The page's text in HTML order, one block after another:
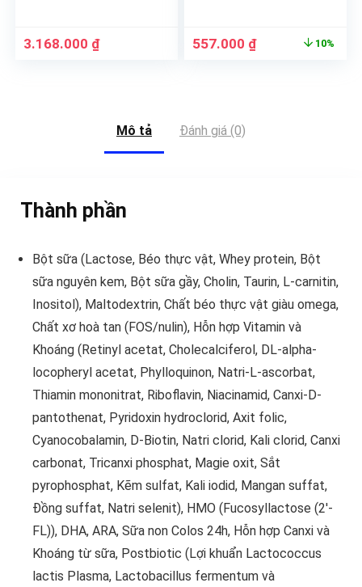
3.168.000 ₫ 557.000 ₫ 10%
Mô tả Đánh giá (0)
Thành phần
Bột sữa (Lactose, Béo thực vật, Whey protein, Bột
sữa nguyên kem, Bột sữa gầy, Cholin, Taurin, L-carnitin,
Inositol), Maltodextrin, Chất béo thực vật giàu omega,
Chất xơ hoà tan (FOS/nulin), Hỗn hợp Vitamin và
Khoáng (Retinyl acetat, Cholecalciferol, DL-alpha-
locopheryl acetat, Phylloquinon, Natri-L-ascorbat,
Thiamin mononitrat, Riboflavin, Niacinamid, Canxi-D-
pantothenat, Pyridoxin hydroclorid, Axit folic,
Cyanocobalamin, D-Biotin, Natri clorid, Kali clorid, Canxi
carbonat, Tricanxi phosphat, Magie oxit, Sắt
pyrophosphat, Kẽm sulfat, Kali iodid, Mangan suffat,
Đồng suffat, Natri selenit), HMO (Fucosyllactose (2'-
FL)), DHA, ARA, Sữa non Colos 24h, Hỗn hợp Canxi và
Khoáng từ sữa, Postbiotic (Lợi khuẩn Lactococcus
lactis Plasma, Lactobacillus fermentum và